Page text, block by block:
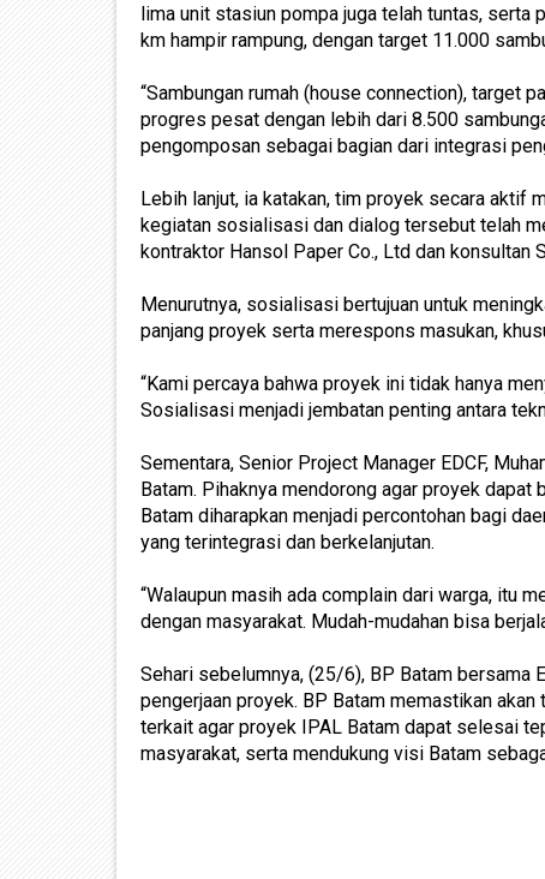
lima unit stasiun pompa juga telah tuntas, serta
km hampir rampung, dengan target 11.000
“Sambungan rumah (house connection), target
progres pesat dengan lebih dari 8.500
pengomposan sebagai bagian dari integrasi
Lebih lanjut, ia katakan, tim proyek secara aktif
kegiatan sosialisasi dan dialog tersebut telah
kontraktor Hansol Paper Co., Ltd dan konsultan
Menurutnya, sosialisasi bertujuan untuk
panjang proyek serta merespons masukan,
“Kami percaya bahwa proyek ini tidak hanya
Sosialisasi menjadi jembatan penting antara
Sementara, Senior Project Manager EDCF,
Batam. Pihaknya mendorong agar proyek dapat
Batam diharapkan menjadi percontohan bagi
yang terintegrasi dan berkelanjutan.
“Walaupun masih ada complain dari warga, itu
dengan masyarakat. Mudah-mudahan bisa
Sehari sebelumnya, (25/6), BP Batam bersama
pengerjaan proyek. BP Batam memastikan
terkait agar proyek IPAL Batam dapat selesai
masyarakat, serta mendukung visi Batam